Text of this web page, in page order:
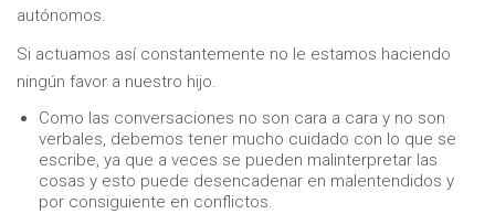
autónomos.
Si actuamos así constantemente no le estamos haciendo
ningún favor a nuestro hijo.
Como las conversaciones no son cara a cara y no son
verbales, debemos tener mucho cuidado con lo que se
escribe, ya que a veces se pueden malinterpretar las
cosas y esto puede desencadenar en malentendidos y
por consiguiente en conflictos.